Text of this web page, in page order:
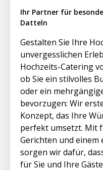
Ihr Partner für
Datteln
Gestalten Sie Ihre
unvergesslichen
Hochzeits-Catering
ob Sie ein stilvolles
oder ein
bevorzugen: Wir
Konzept, das Ihre
perfekt umsetzt. Mit
Gerichten und einem
sorgen wir dafür,
für Sie und Ihre